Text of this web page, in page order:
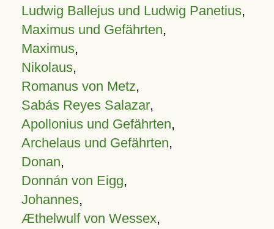
Ludwig Ballejus und Ludwig Panetius,
Maximus und Gefährten,
Maximus,
Nikolaus,
Romanus von Metz,
Sabás Reyes Salazar,
Apollonius und Gefährten,
Archelaus und Gefährten,
Donan,
Donnán von Eigg,
Johannes,
Æthelwulf von Wessex,